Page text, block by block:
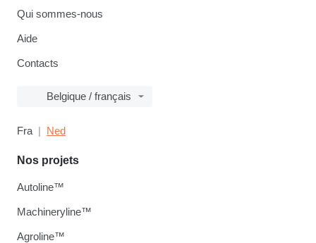
Qui sommes-nous
Aide
Contacts
Belgique / français
Fra Ned
Nos projets
Autoline™
Machineryline™
Agroline™